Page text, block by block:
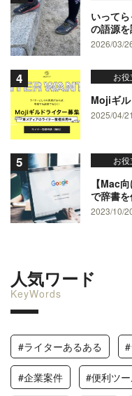
いって
の語源
2026/03/
お
Mojiギル
2025/04/
お
【Mac
で辞書を
2023/10/
人気ワード
KeyWords
#ライターあるある
#企業案件 #便利ツ